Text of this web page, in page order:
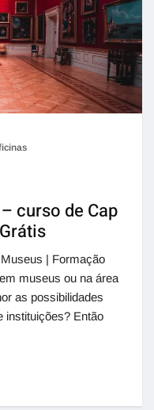
curso de Cap
| Formação
museus ou na área
as possibilidades
instituições? Então